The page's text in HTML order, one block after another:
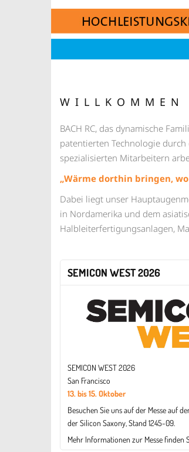
BACH RC, das dynamische
patentierten Technologie
spezialisierten Mitarbeitern
„Wärme dorthin bringen,
Dabei liegt unser
in Nordamerika und dem
Halbleiterfertigungsanlagen,
SEMICON WEST 2026
SEMICON WEST 2026
San Francisco
13. bis 15. Oktober
Besuchen Sie uns auf der Messe auf
der Silicon Saxony, Stand 1245-09.
Mehr Informationen zur Messe finden